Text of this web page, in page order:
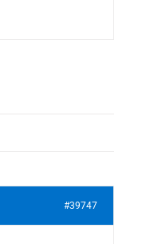
#39747